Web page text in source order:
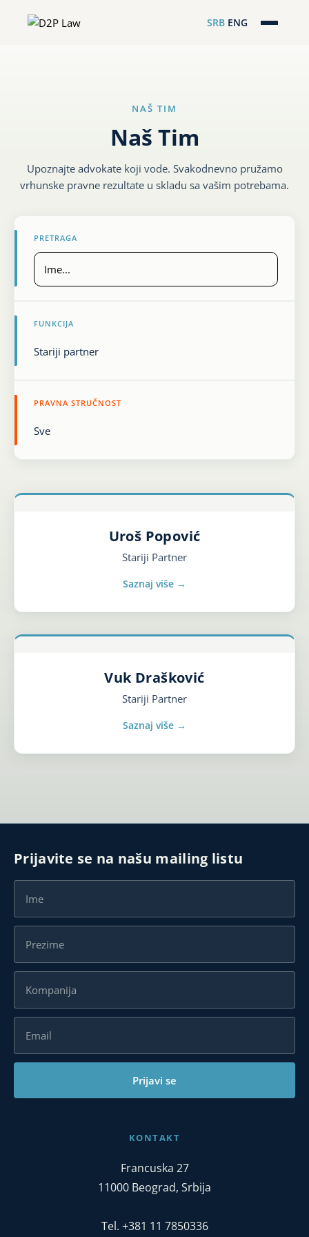
SRB ENG
D2P Novosti
O nama
Pro Bono
NAŠ TIM
Naš Tim
Upoznajte advokate koji vode. Svakodnevno pružamo
vrhunske pravne rezultate u skladu sa vašim potrebama.
PRETRAGA
FUNKCIJA
PRAVNA STRUČNOST
Uroš Popović
Stariji Partner
Saznaj više →
Vuk Drašković
Stariji Partner
Saznaj više →
Prijavite se na našu mailing listu
Prijavi se
KONTAKT
Francuska 27
11000 Beograd, Srbija
Tel. +381 11 7850336